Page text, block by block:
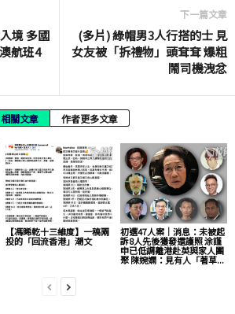
境 多國
航班4
下一篇文章
(多片) 綠帽男3人行搭的士 見
女友被「拆禮物」頭耷耷 爆粗
鬧司機洩忿
相關文章 作者更多文章
【馮睎乾十三維度】一稿兩
投的「回流香港」潮文
初選47人案｜消息：未被起
訴8人先後獲發還護照 涂謹
申已低調離港赴英與家人團
聚 陳婉嫻：見有人「著草...